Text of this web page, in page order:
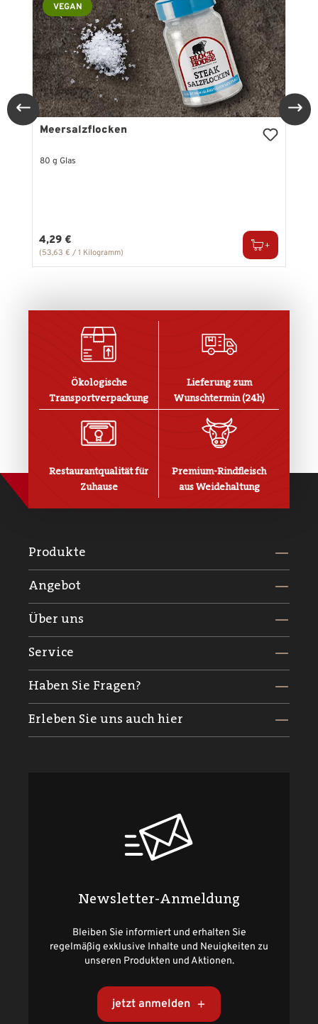
VEGAN
Meersalzflocken
80 g Glas
Regulärer Preis:
4,29 €
(53,63 € / 1 Kilogramm)
Ökologische
Transportverpackung
Lieferung zum
Wunschtermin (24h)
Restaurantqualität für
Zuhause
Premium-Rindfleisch
aus Weidehaltung
Produkte
Angebot
Über uns
Service
Haben Sie Fragen?
Erleben Sie uns auch hier
Newsletter-Anmeldung
Bleiben Sie informiert und erhalten Sie
regelmäßig exklusive Inhalte und Neuigkeiten zu
unseren Produkten und Aktionen.
jetzt anmelden